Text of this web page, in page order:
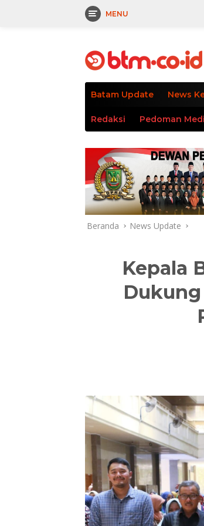
MENU
Batam Update News
Redaksi Pedoman
Beranda News Update
Kepala